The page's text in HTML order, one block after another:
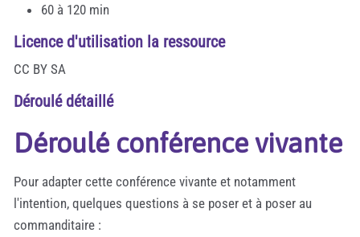
60 à 120 min
Licence d'utilisation la ressource
CC BY SA
Déroulé détaillé
Déroulé conférence vivante
Pour adapter cette conférence vivante et notamment
l'intention, quelques questions à se poser et à poser au
commanditaire :